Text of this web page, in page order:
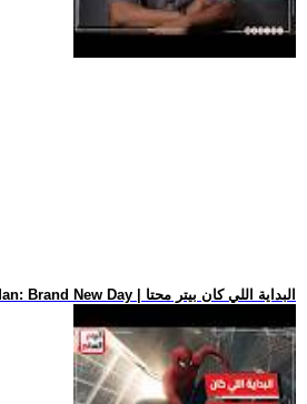
.. فيلم Spider-Man: Brand New Day | البداية اللي كان بيتر محتا